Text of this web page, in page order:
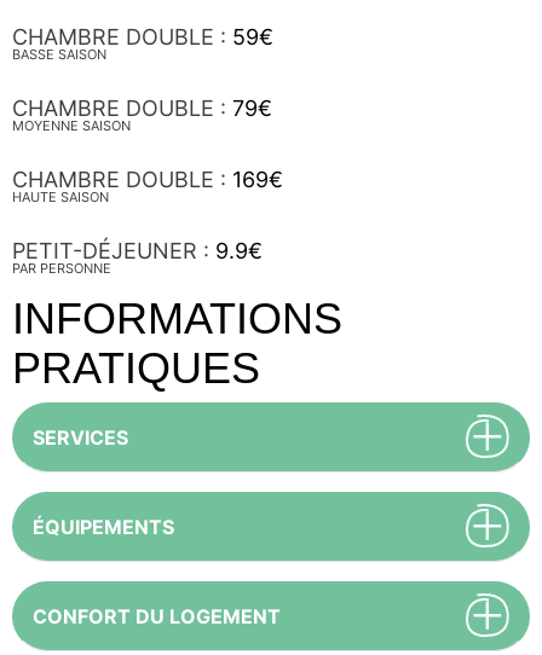
CHAMBRE DOUBLE : 59€
BASSE SAISON
CHAMBRE DOUBLE : 79€
MOYENNE SAISON
CHAMBRE DOUBLE : 169€
HAUTE SAISON
PETIT-DÉJEUNER : 9.9€
PAR PERSONNE
INFORMATIONS
PRATIQUES
SERVICES
ÉQUIPEMENTS
CONFORT DU LOGEMENT